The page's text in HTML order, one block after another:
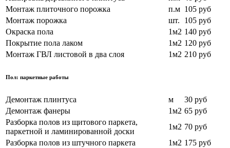
Монтаж плиточного порожка
п.м 105 руб
Монтаж порожка
шт.
105 руб
Окраска пола
1м2 140 руб
Покрытие пола лаком
1м2 120 руб
Монтаж ГВЛ листовой в два слоя
1м2 210 руб
Пол: паркетные работы
Демонтаж плинтуса м
30 руб
Демонтаж фанеры
1м2 65 руб
Разборка полов из щитового паркета,
паркетной и ламинированной доски
1м2 70 руб
Разборка полов из штучного паркета
1м2 175 руб